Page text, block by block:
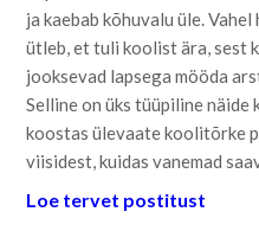
ja kaebab kõhuvalu üle.
ütleb, et tuli koolist ära, sest
jooksevad lapsega mööda
Selline on üks tüüpiline
koostas ülevaate koolitõrke
viisidest, kuidas vanemad
Loe tervet postitust